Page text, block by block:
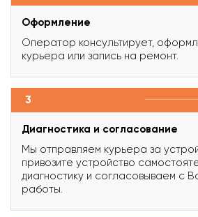
Оформление
Оператор консультирует,
курьера или запись на ремонт.
3
Диагностика и согласование
Мы отправляем курьера за
привозите устройство
диагностику и согласовываем с
работы.